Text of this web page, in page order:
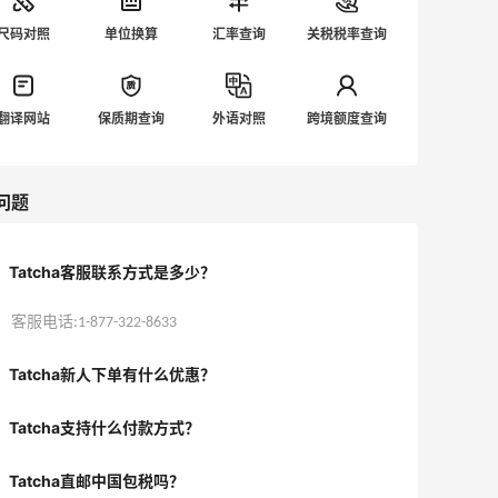
码对照 单位换算 汇率查询 关税税率查询
译网站 保质期查询 外语对照 跨境额度查询
题
Tatcha客服联系方式是多少？
客服电话:1-877-322-8633
Tatcha新人下单有什么优惠？
Tatcha支持什么付款方式？
Tatcha直邮中国包税吗？